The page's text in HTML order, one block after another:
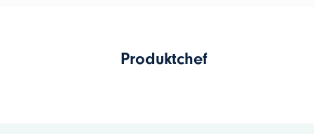
Produktchef